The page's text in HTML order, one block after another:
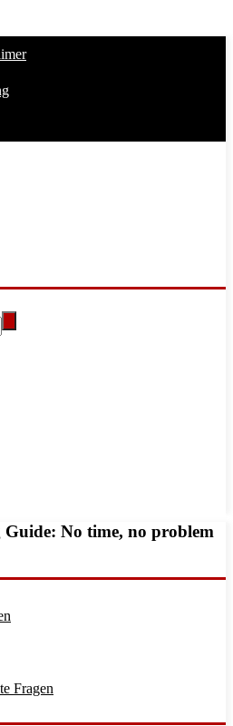
Fragen
No time, no problem